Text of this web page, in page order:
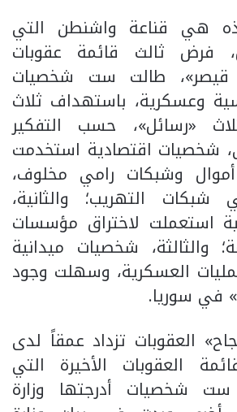
هي قناعة واشنطن التي
فرض ثالث قائمة عقوبات
قيصر»، طالت ست شخصيات
وعسكرية، باستهداف ثلاث
«رسائل»، حسب التفكير
شخصيات اقتصادية استخدمت
وشبكات رامي مخلوف،
التهريب؛ والثانية،
استعملت لاختراق مؤسسات
والثالثة، شخصيات ميدانية
العسكرية، وسهلت وجود
في سوريا.
العقوبات تزداد عمقاً لدى
العقوبات الأخيرة التي
شخصيات أدرجتها وزارة